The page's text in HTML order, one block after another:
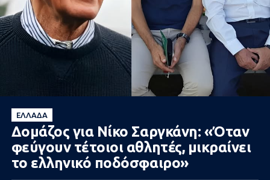
ΕΛΛΆΔΑ
Δομάζος για Νίκο Σαργκάνη: «Όταν
φεύγουν τέτοιοι αθλητές, μικραίνει
το ελληνικό ποδόσφαιρο»